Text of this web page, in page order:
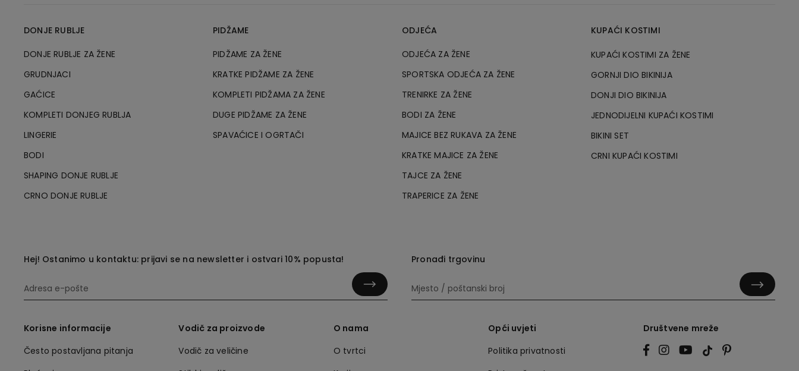
DONJE RUBLJE
DONJE RUBLJE ZA ŽENE
GRUDNJACI
GAĆICE
KOMPLETI DONJEG RUBLJA
LINGERIE
BODI
SHAPING DONJE RUBLJE
CRNO DONJE RUBLJE
PIDŽAME
PIDŽAME ZA ŽENE
KRATKE PIDŽAME ZA ŽENE
KOMPLETI PIDŽAMA ZA ŽENE
DUGE PIDŽAME ZA ŽENE
SPAVAĆICE I OGRTAČI
ODJEĆA
ODJEĆA ZA ŽENE
SPORTSKA ODJEĆA ZA ŽENE
TRENIRKE ZA ŽENE
BODI ZA ŽENE
MAJICE BEZ RUKAVA ZA ŽENE
KRATKE MAJICE ZA ŽENE
TAJCE ZA ŽENE
TRAPERICE ZA ŽENE
KUPAĆI KOSTIMI
KUPAĆI KOSTIMI ZA ŽENE
GORNJI DIO BIKINIJA
DONJI DIO BIKINIJA
JEDNODIJELNI KUPAĆI KOSTIMI
BIKINI SET
CRNI KUPAĆI KOSTIMI
Hej! Ostanimo u kontaktu: prijavi se na newsletter i ostvari 10% popusta! Pronađi trgovinu
Korisne informacije
Često postavljana pitanja
Vodič za proizvode
Vodič za veličine
O nama
O tvrtci
Opći uvjeti
Politika privatnosti
Društvene mreže